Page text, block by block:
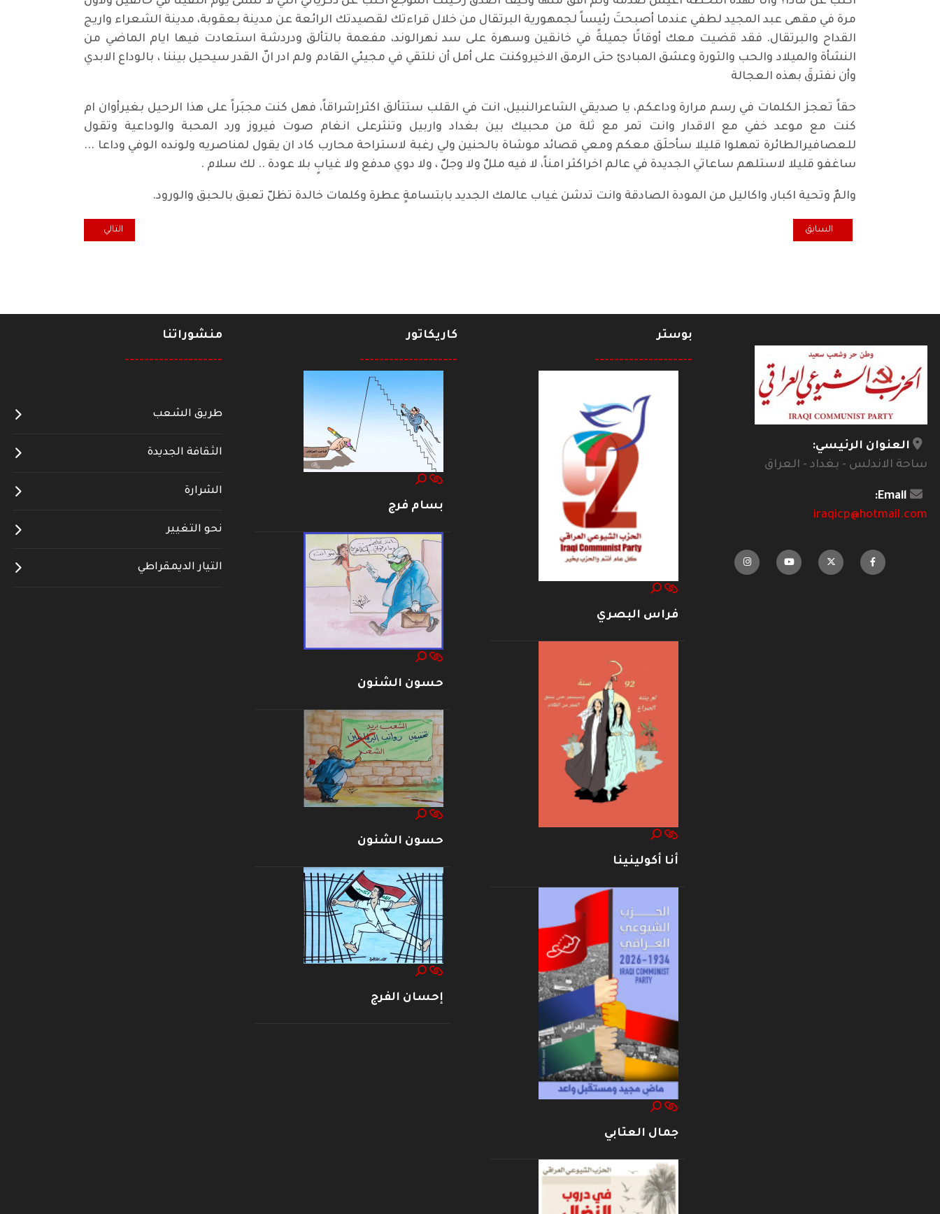
مرة في مقهى عبد المجيد لطفي عندما أصبحتَ رئيساً لجمهورية البرتقال من خلال قراءتك لقصيدتك الرائعة عن مدينة بعقوبة، مدينة الشعراء واريج
القداح والبرتقال. فقد قضيت معك أوقاتًا جميلةً في خانقين وسهرة على سد نهرالوند، مفعمة بالتألق ودردشة استعادت فيها ايام الماضي من
النشأة والميلاد والحب والثورة وعشق المبادئ حتى الرمق الاخيروكنت على أمل أن نلتقي في مجيئي القادم ولم ادر انّ القدر سيحيل بيننا ، بالوداع الابدي
وأن نفترقَ بهذه العجالة
حقاً تعجز الكلمات في رسم مرارة وداعكم، يا صديقي الشاعرالنبيل، انت في القلب ستتألق اكثرإشراقاً، فهل كنت مجبَراً على هذا الرحيل بغيرأوان ام
كنت مع موعد خفي مع الاقدار وانت تمر مع ثلة من محبيك بين بغداد واربيل وتنثرعلى انغام صوت فيروز ورد المحبة والوداعية وتقول
للعصافيرالطائرة تمهلوا قليلا سأحلَق معكم ومعي قصائد موشاة بالحنين ولي رغبة لاستراحة محارب كاد ان يقول لمناصريه ولونده الوفي وداعا ...
ساغفو قليلا لاستلهم ساعاتي الجديدة في عالم اخراكثر امناً، لا فيه مللٌ ولا وجلٌ ، ولا دوي مدفع ولا غيابٍ بلا عودة .. لك سلام .
والمٌ وتحية اكبار، واكاليل من المودة الصادقة وانت تدشن غياب عالمك الجديد بابتسامةٍ عطرة وكلمات خالدة تظلّ تعبق بالحبق والورود.
المقال السابق: استدعاء الحزن في "قسيب" و "قلالي" لمقداد مسعود
السابق المقال التالي: منطق الفنان
التالي
العنوان الرئيسي:
ساحة الاندلس - بغداد - العراق
Email:
iraqicp@hotmail.com
بوستر
--------------------
فراس البصري
أنا أكولينينا
جمال العتابي
كاريكاتور
--------------------
بسام فرج
حسون الشنون
حسون الشنون
إحسان الفرج
منشوراتنا
--------------------
طريق الشعب
الثقافة الجديدة
الشرارة
نحو التغيير
التيار الديمقراطي